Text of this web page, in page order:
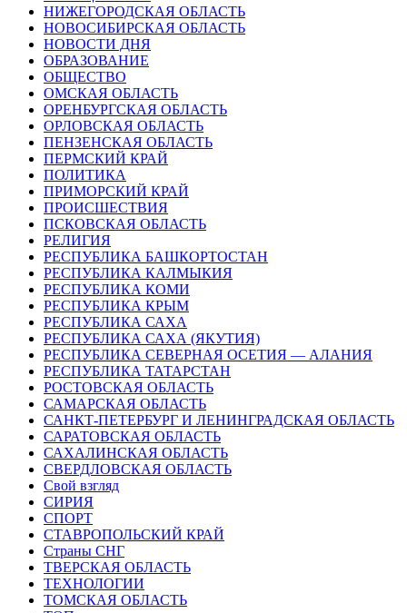
НИЖЕГОРОДСКАЯ ОБЛАСТЬ
НОВОСИБИРСКАЯ ОБЛАСТЬ
НОВОСТИ ДНЯ
ОБРАЗОВАНИЕ
ОБЩЕСТВО
ОМСКАЯ ОБЛАСТЬ
ОРЕНБУРГСКАЯ ОБЛАСТЬ
ОРЛОВСКАЯ ОБЛАСТЬ
ПЕНЗЕНСКАЯ ОБЛАСТЬ
ПЕРМСКИЙ КРАЙ
ПОЛИТИКА
ПРИМОРСКИЙ КРАЙ
ПРОИСШЕСТВИЯ
ПСКОВСКАЯ ОБЛАСТЬ
РЕЛИГИЯ
РЕСПУБЛИКА БАШКОРТОСТАН
РЕСПУБЛИКА КАЛМЫКИЯ
РЕСПУБЛИКА КОМИ
РЕСПУБЛИКА КРЫМ
РЕСПУБЛИКА САХА
РЕСПУБЛИКА САХА (ЯКУТИЯ)
РЕСПУБЛИКА СЕВЕРНАЯ ОСЕТИЯ — АЛАНИЯ
РЕСПУБЛИКА ТАТАРСТАН
РОСТОВСКАЯ ОБЛАСТЬ
САМАРСКАЯ ОБЛАСТЬ
САНКТ-ПЕТЕРБУРГ И ЛЕНИНГРАДСКАЯ ОБЛАСТЬ
САРАТОВСКАЯ ОБЛАСТЬ
САХАЛИНСКАЯ ОБЛАСТЬ
СВЕРДЛОВСКАЯ ОБЛАСТЬ
Свой взгляд
СИРИЯ
СПОРТ
СТАВРОПОЛЬСКИЙ КРАЙ
Страны СНГ
ТВЕРСКАЯ ОБЛАСТЬ
ТЕХНОЛОГИИ
ТОМСКАЯ ОБЛАСТЬ